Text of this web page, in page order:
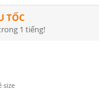
TỐC
1 tiếng!
size